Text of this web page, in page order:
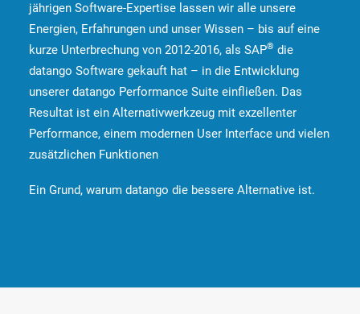
jährigen Software-Expertise lassen wir alle unsere
Energien, Erfahrungen und unser Wissen – bis auf eine
kurze Unterbrechung von 2012-2016, als SAP® die
datango Software gekauft hat – in die Entwicklung
unserer datango Performance Suite einfließen. Das
Resultat ist ein Alternativwerkzeug mit exzellenter
Performance, einem modernen User Interface und vielen
zusätzlichen Funktionen
Ein Grund, warum datango die bessere Alternative ist.